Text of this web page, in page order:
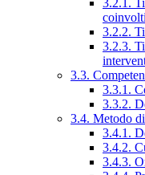
3.2.1.
3.2.2.
3.2.3.
3.3.
3.3.1.
3.3.2.
3.4. Metodo
3.4.1.
3.4.2.
3.4.3.